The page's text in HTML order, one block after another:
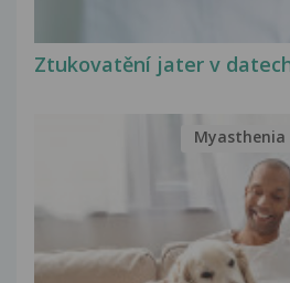
Ztukovatění jater v
Myasthenia